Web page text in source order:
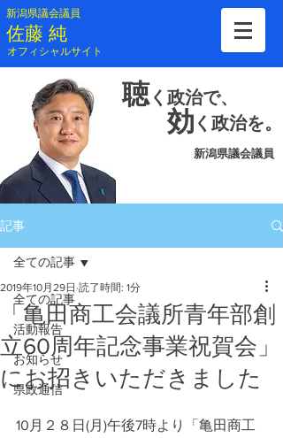
新潟県議会議員
​佐藤 純
​オフィシャルサイト
聴 く 政治で、
効 く 政治を。
新潟県議会議員
記事
全ての記事
活動報告
お知らせ
県政通信
全ての記事
「亀田商工会議所青年部創
立60周年記念事業祝賀会」
にお招きいただきました
2019年10月29日 読了時間: 1分
10月２８日(月)午後7時より「亀田商工